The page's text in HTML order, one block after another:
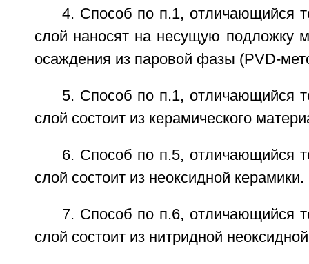
4. Способ по п.1, отличающийся
слой наносят на несущую подложку
осаждения из паровой фазы (PVD-
5. Способ по п.1, отличающийся
слой состоит из керамического
6. Способ по п.5, отличающийся
слой состоит из неоксидной керамики.
7. Способ по п.6, отличающийся
слой состоит из нитридной